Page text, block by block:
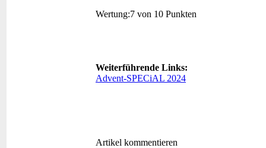
Wertung:7 von 10 Punkten
Weiterführende Links:
Advent-SPECiAL 2024
Artikel kommentieren